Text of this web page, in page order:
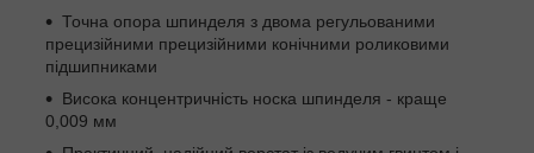
Точна опора шпинделя з двома регульованими
прецизійними прецизійними конічними роликовими
підшипниками
Висока концентричність носка шпинделя - краще
0,009 мм